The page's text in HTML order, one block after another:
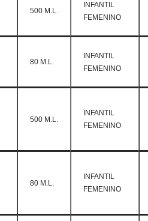
500 M.L.
INFANTIL
FEMENINO
80 M.L.
INFANTIL
FEMENINO
500 M.L.
INFANTIL
FEMENINO
80 M.L.
INFANTIL
FEMENINO